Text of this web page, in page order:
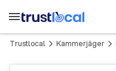
menu
Trustlocal arrow_forward_ios Kammerjäger arrow_forward_ios